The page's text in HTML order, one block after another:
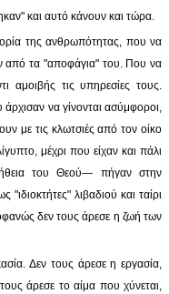
και αυτό κάνουν και τώρα.
της ανθρωπότητας, που να
από τα "αποφάγια" του. Που να
αμοιβής τις υπηρεσίες τους.
να γίνονται ασύμφοροι,
με τις κλωτσιές από τον οίκο
μέχρι που είχαν και πάλι
του Θεού— πήγαν στην
λιβαδιού και ταίρι
δεν τους άρεσε η ζωή των
Δεν τους άρεσε η εργασία,
άρεσε το αίμα που χύνεται,